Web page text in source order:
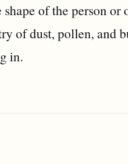
of the person or
of dust, pollen, and
in.